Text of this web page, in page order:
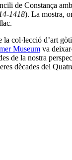
de Constança
1418). La mostra,
col·lecció d’art
Museum va
de la nostra
dècades del